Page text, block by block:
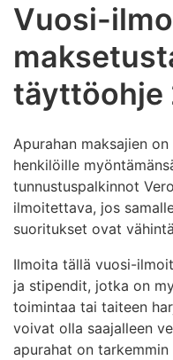
Vuosi-
täyttöohje
Apurahan maksajien
henkilöille
tunnustuspalkinnot
ilmoitettava, jos
suoritukset ovat
Ilmoita tällä vuosi-
ja stipendit, jotka on
toimintaa tai taiteen
voivat olla saajalleen
apurahat on